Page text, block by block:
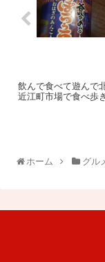
飲んで食べて遊んで
近江町市場で食べ歩き
ホーム グル